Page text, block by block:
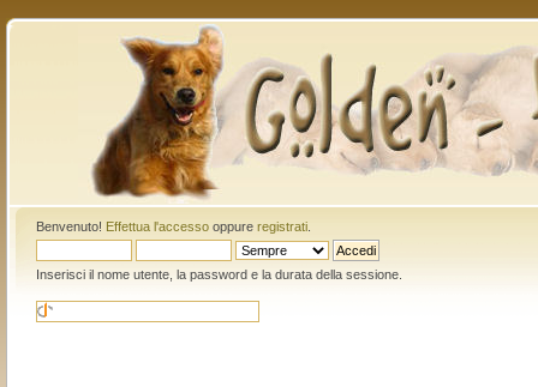
Benvenuto! Effettua l'accessooppure registrati.
Inserisci il nome utente, la password e la durata della sessione.